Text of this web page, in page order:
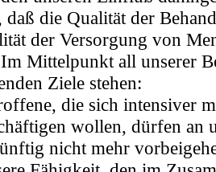
daß die Qualität der
der Versorgung von
Mittelpunkt all unserer
Ziele stehen:
die sich intensiver
wollen, dürfen an
nicht mehr